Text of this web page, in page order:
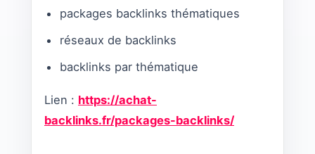
packages backlinks thématiques
réseaux de backlinks
backlinks par thématique
Lien : https://achat-
backlinks.fr/packages-backlinks/